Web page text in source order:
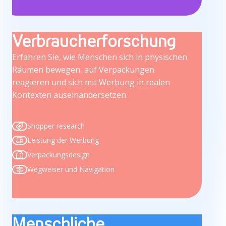
Verbraucherforschung
Erfahren Sie, wie Menschen sich in physischen
Räumen bewegen, auf Verpackungen
reagieren und sich mit Werbung in realen
Kontexten auseinandersetzen.
Shopper research
Leistung der Werbung
Verpackungsdesign
Wegweiser und Navigation